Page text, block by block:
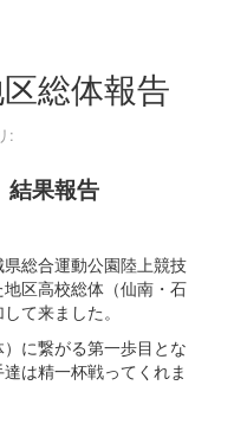
総体報告
:
結果報告
総合運動公園陸上競技
区高校総体（仙南・石
て来ました。
に繋がる第一歩目とな
は精一杯戦ってくれま